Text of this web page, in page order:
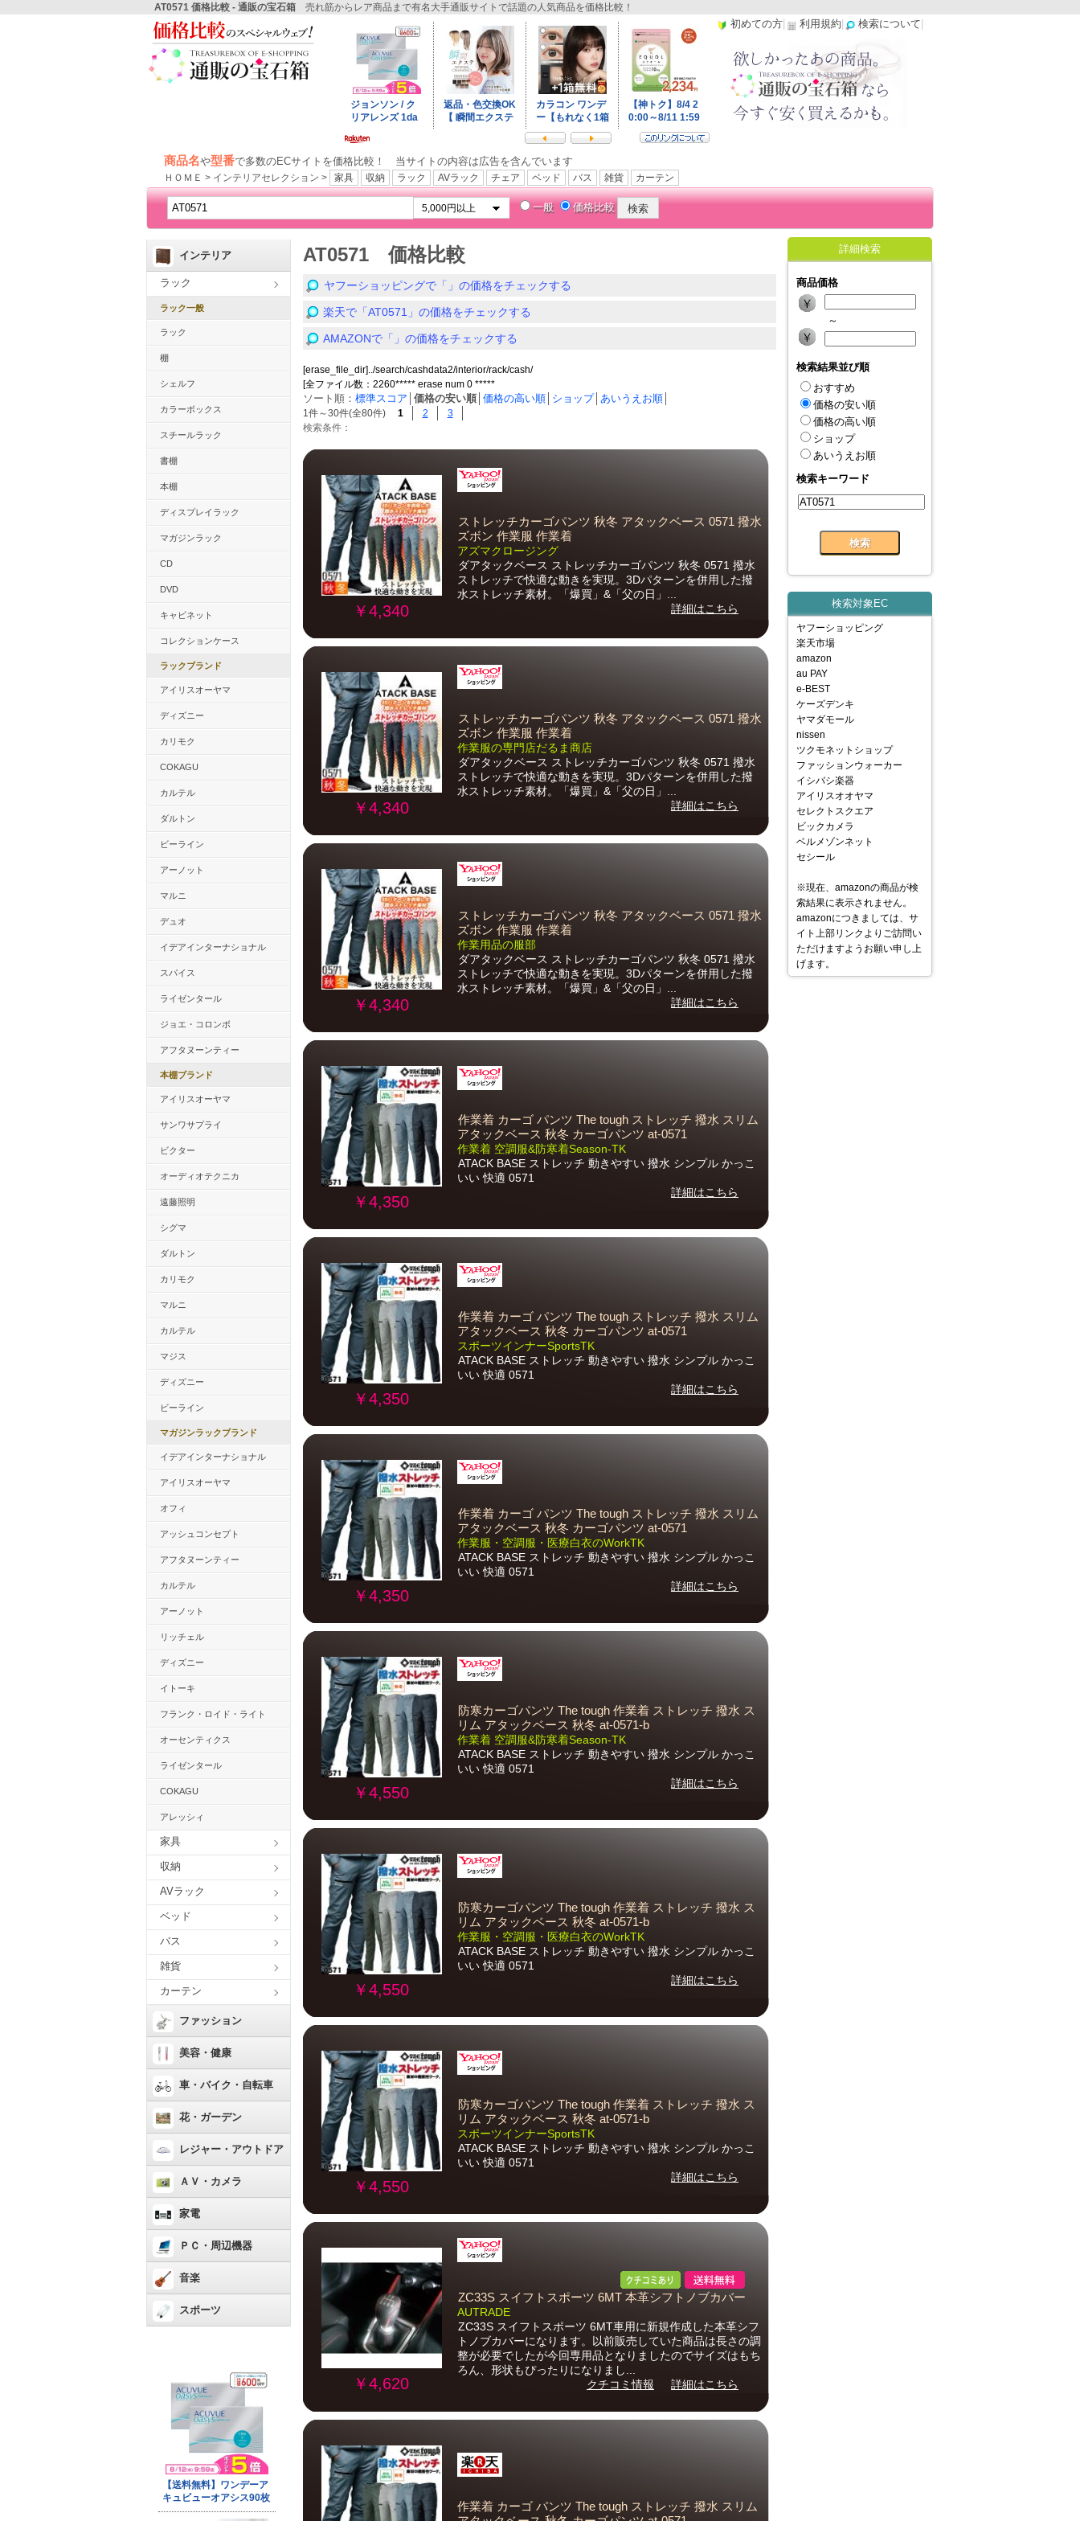
AT0571 価格比較 - 通販の宝石箱 売れ筋からレア商品まで有名大手通販サイトで話題の人気商品を価格比較！
初めての方 利用規約 検索について
商品名や型番で多数のECサイトを価格比較！ 当サイトの内容は広告を含んでいます
ＨＯＭＥ > インテリアセレクション > 家具 収納 ラック AVラック チェア ベッド バス 雑貨 カーテン
一般 価格比較
インテリア
ラック
ラック一般
ラック
棚
シェルフ
カラーボックス
スチールラック
書棚
本棚
ディスプレイラック
マガジンラック
CD
DVD
キャビネット
コレクションケース
ラックブランド
アイリスオーヤマ
ディズニー
カリモク
COKAGU
カルテル
ダルトン
ビーライン
アーノット
マルニ
デュオ
イデアインターナショナル
スパイス
ライゼンタール
ジョエ・コロンボ
アフタヌーンティー
本棚ブランド
アイリスオーヤマ
サンワサプライ
ビクター
オーディオテクニカ
遠藤照明
シグマ
ダルトン
カリモク
マルニ
カルテル
マジス
ディズニー
ビーライン
マガジンラックブランド
イデアインターナショナル
アイリスオーヤマ
オフィ
アッシュコンセプト
アフタヌーンティー
カルテル
アーノット
リッチェル
ディズニー
イトーキ
フランク・ロイド・ライト
オーセンティクス
ライゼンタール
COKAGU
アレッシィ
家具
収納
AVラック
ベッド
バス
雑貨
カーテン
ファッション
美容・健康
車・バイク・自転車
花・ガーデン
レジャー・アウトドア
ＡＶ・カメラ
家電
ＰＣ・周辺機器
音楽
スポーツ
AT0571 価格比較
ヤフーショッピングで「」の価格をチェックする
楽天で「AT0571」の価格をチェックする
AMAZONで「」の価格をチェックする
[erase_file_dir]../search/cashdata2/interior/rack/cash/
[全ファイル数：2260***** erase num 0 *****
ソート順： 標準スコア 価格の安い順 価格の高い順 ショップ│ あいうえお順
1件～30件(全80件) 1 2
3
検索条件：
￥4,340
ストレッチカーゴパンツ 秋冬 アタックベース 0571 撥水
ズボン 作業服 作業着
アズマクロージング
ダアタックベース ストレッチカーゴパンツ 秋冬 0571 撥水
ストレッチで快適な動きを実現。3Dパターンを併用した撥
水ストレッチ素材。「爆買」&「父の日」...
詳細はこちら
￥4,340
ストレッチカーゴパンツ 秋冬 アタックベース 0571 撥水
ズボン 作業服 作業着
作業服の専門店だるま商店
ダアタックベース ストレッチカーゴパンツ 秋冬 0571 撥水
ストレッチで快適な動きを実現。3Dパターンを併用した撥
水ストレッチ素材。「爆買」&「父の日」...
詳細はこちら
￥4,340
ストレッチカーゴパンツ 秋冬 アタックベース 0571 撥水
ズボン 作業服 作業着
作業用品の服部
ダアタックベース ストレッチカーゴパンツ 秋冬 0571 撥水
ストレッチで快適な動きを実現。3Dパターンを併用した撥
水ストレッチ素材。「爆買」&「父の日」...
詳細はこちら
￥4,350
作業着 カーゴ パンツ The tough ストレッチ 撥水 スリム
アタックベース 秋冬 カーゴパンツ at-0571
作業着 空調服&防寒着Season-TK
ATACK BASE ストレッチ 動きやすい 撥水 シンプル かっこ
いい 快適 0571
詳細はこちら
￥4,350
作業着 カーゴ パンツ The tough ストレッチ 撥水 スリム
アタックベース 秋冬 カーゴパンツ at-0571
スポーツインナーSportsTK
ATACK BASE ストレッチ 動きやすい 撥水 シンプル かっこ
いい 快適 0571
詳細はこちら
￥4,350
作業着 カーゴ パンツ The tough ストレッチ 撥水 スリム
アタックベース 秋冬 カーゴパンツ at-0571
作業服・空調服・医療白衣のWorkTK
ATACK BASE ストレッチ 動きやすい 撥水 シンプル かっこ
いい 快適 0571
詳細はこちら
￥4,550
防寒カーゴパンツ The tough 作業着 ストレッチ 撥水 ス
リム アタックベース 秋冬 at-0571-b
作業着 空調服&防寒着Season-TK
ATACK BASE ストレッチ 動きやすい 撥水 シンプル かっこ
いい 快適 0571
詳細はこちら
￥4,550
防寒カーゴパンツ The tough 作業着 ストレッチ 撥水 ス
リム アタックベース 秋冬 at-0571-b
作業服・空調服・医療白衣のWorkTK
ATACK BASE ストレッチ 動きやすい 撥水 シンプル かっこ
いい 快適 0571
詳細はこちら
￥4,550
防寒カーゴパンツ The tough 作業着 ストレッチ 撥水 ス
リム アタックベース 秋冬 at-0571-b
スポーツインナーSportsTK
ATACK BASE ストレッチ 動きやすい 撥水 シンプル かっこ
いい 快適 0571
詳細はこちら
￥4,620
ZC33S スイフトスポーツ 6MT 本革シフトノブカバー
AUTRADE
ZC33S スイフトスポーツ 6MT車用に新規作成した本革シフ
トノブカバーになります。以前販売していた商品は長さの調
整が必要でしたが今回専用品となりましたのでサイズはもち
ろん、形状もぴったりになりまし...
クチコミ情報
詳細はこちら
作業着 カーゴ パンツ The tough ストレッチ 撥水 スリム
詳細検索
商品価格
～
検索結果並び順
おすすめ
価格の安い順
価格の高い順
ショップ
あいうえお順
検索キーワード
検索対象EC
ヤフーショッピング
楽天市場
amazon
au PAY
e-BEST
ケーズデンキ
ヤマダモール
nissen
ツクモネットショップ
ファッションウォーカー
イシバシ楽器
アイリスオオヤマ
セレクトスクエア
ビックカメラ
ベルメゾンネット
セシール
※現在、amazonの商品が検
索結果に表示されません。
amazonにつきましては、サ
イト上部リンクよりご訪問い
ただけますようお願い申し上
げます。